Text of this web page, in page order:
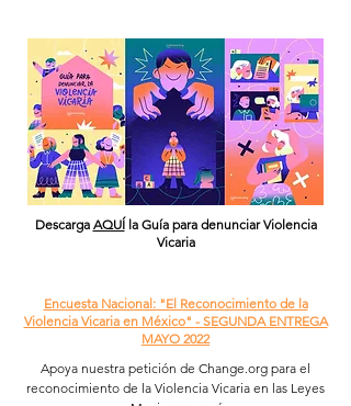
Descarga AQUÍla Guía para denunciar Violencia
Vicaria
Encuesta Nacional: "El Reconocimiento de la
Violencia Vicaria en México" - SEGUNDA ENTREGA
MAYO 2022
Apoya nuestra petición de Change.org para el
reconocimiento de la Violencia Vicaria en las Leyes